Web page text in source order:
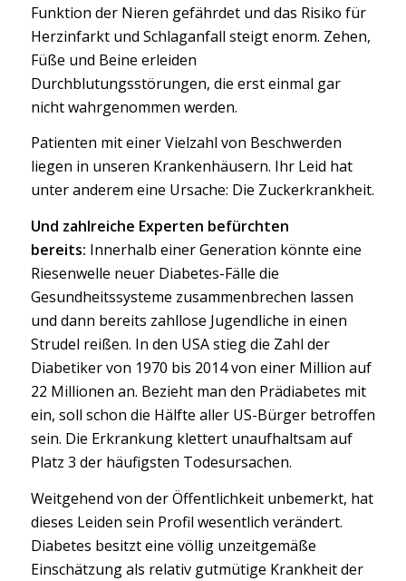
Funktion der Nieren gefährdet und das Risiko für
Herzinfarkt und Schlaganfall steigt enorm. Zehen,
Füße und Beine erleiden
Durchblutungsstörungen, die erst einmal gar
nicht wahrgenommen werden.
Patienten mit einer Vielzahl von Beschwerden
liegen in unseren Krankenhäusern. Ihr Leid hat
unter anderem eine Ursache: Die Zuckerkrankheit.
Und zahlreiche Experten befürchten
bereits: Innerhalb einer Generation könnte eine
Riesenwelle neuer Diabetes-Fälle die
Gesundheitssysteme zusammenbrechen lassen
und dann bereits zahllose Jugendliche in einen
Strudel reißen. In den USA stieg die Zahl der
Diabetiker von 1970 bis 2014 von einer Million auf
22 Millionen an. Bezieht man den Prädiabetes mit
ein, soll schon die Hälfte aller US-Bürger betroffen
sein. Die Erkrankung klettert unaufhaltsam auf
Platz 3 der häufigsten Todesursachen.
Weitgehend von der Öffentlichkeit unbemerkt, hat
dieses Leiden sein Profil wesentlich verändert.
Diabetes besitzt eine völlig unzeitgemäße
Einschätzung als relativ gutmütige Krankheit der